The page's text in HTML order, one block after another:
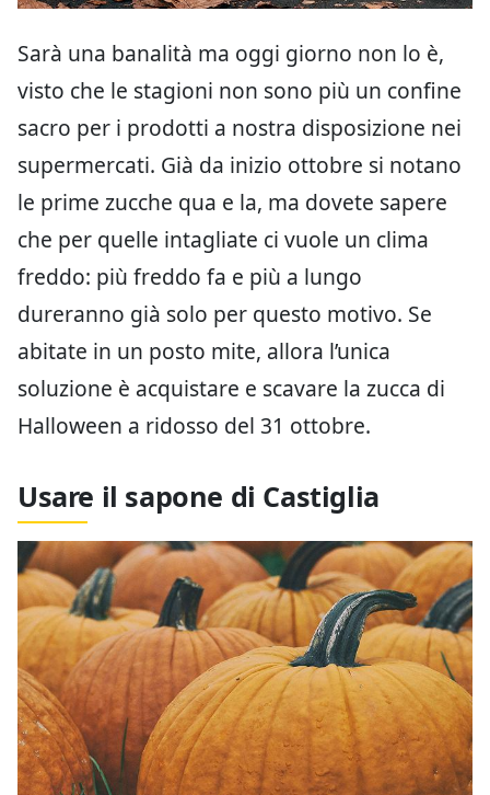
Sarà una banalità ma oggi giorno non lo è,
visto che le stagioni non sono più un confine
sacro per i prodotti a nostra disposizione nei
supermercati. Già da inizio ottobre si notano
le prime zucche qua e la, ma dovete sapere
che per quelle intagliate ci vuole un clima
freddo: più freddo fa e più a lungo
dureranno già solo per questo motivo. Se
abitate in un posto mite, allora l’unica
soluzione è acquistare e scavare la zucca di
Halloween a ridosso del 31 ottobre.
Usare il sapone di Castiglia